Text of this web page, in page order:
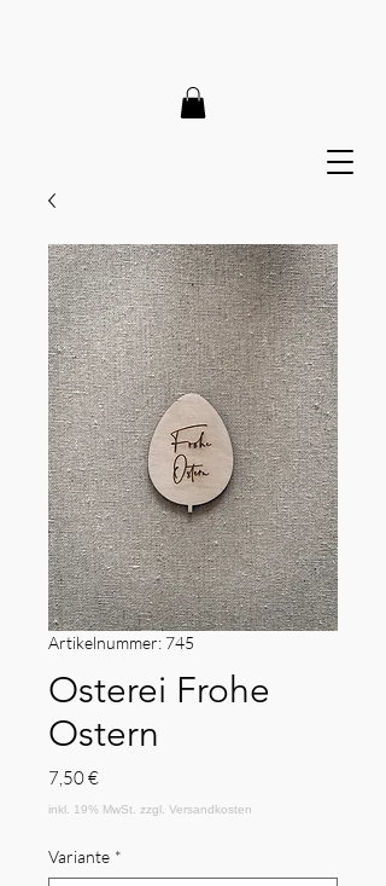
Artikelnummer: 745
Osterei Frohe
Ostern
7,50 €Preis
Variante *